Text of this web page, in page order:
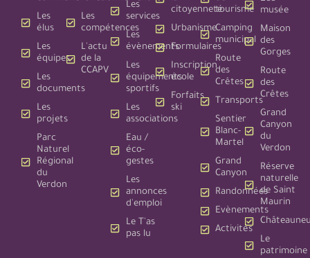
Les
élus
Les
équipes
Les
documents
Les
projets
Parc
Naturel
Régional
du
Verdon
Les
compétences
L'actu
de la
CCAPV
Les
services
Les
évènements
Les
équipements
sportifs
Les
associations
Eau /
éco-
gestes
Les
annonces
d'emploi
Le T'as
pas lu
citoyenneté
Urbanisme
Formulaires
Inscription
école
Forfaits
ski
tourisme
Camping
municipal
Route
des
Crêtes
Transports
Sentier
Blanc-
Martel
Grand
Canyon
Randonnées
Evènements
Activités
musée
Maison
des
Gorges
Route
des
Crêtes
Grand
Canyon
du
Verdon
Réserve
naturelle
de Saint
Maurin
Le
patrimoine